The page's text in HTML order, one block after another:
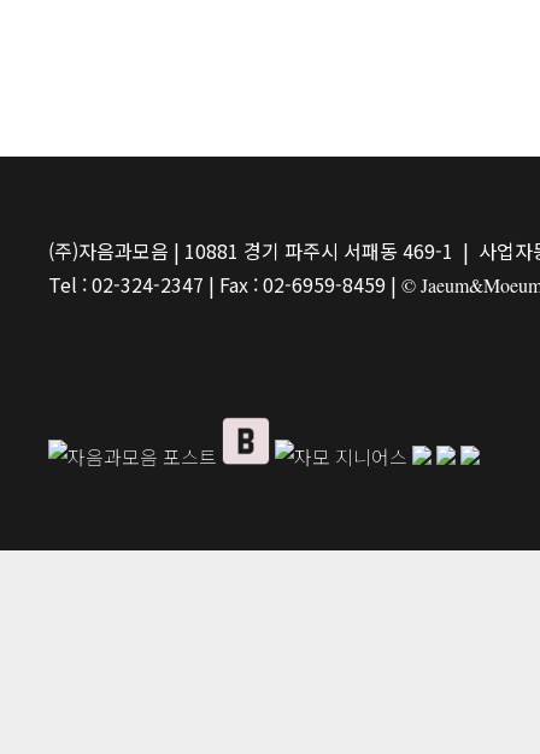
(주)자음과모음 | 10881 경기 파주시 서패동 469-1 | 사업
Tel : 02-324-2347 | Fax : 02-6959-8459 | ©